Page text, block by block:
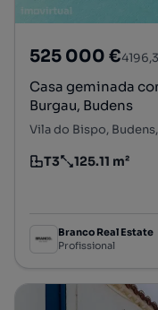
525 000 €
Casa geminada
Burgau, Budens
Vila do Bispo,
Tipologia
T3
Preço por metro
125.11 m²
Branco Real Estate
Profissional